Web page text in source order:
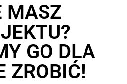
MASZ
GO DLA
ZROBIĆ!